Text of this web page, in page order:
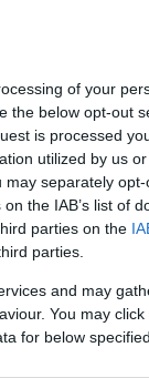
of your
the below opt-out
is processed
utilized by us
may separately
the IAB’s list of
parties on the
parties.
and may
You may
for below
»
(
király
nem
kere...(
Zoltán
VIII.
alatti
tulajd...